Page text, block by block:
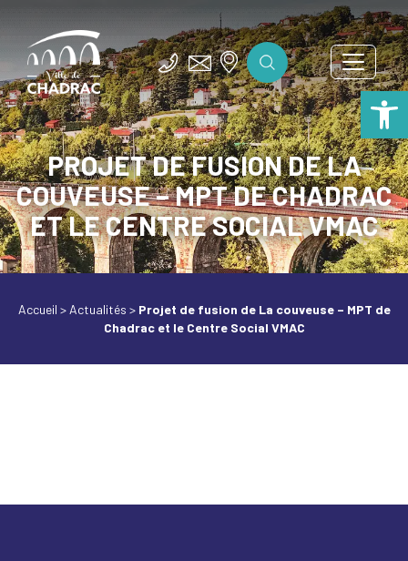
PROJET DE FUSION DE LA
COUVEUSE – MPT DE CHADRAC
ET LE CENTRE SOCIAL VMAC
Accueil > Actualités > Projet de fusion de La couveuse – MPT de
Chadrac et le Centre Social VMAC